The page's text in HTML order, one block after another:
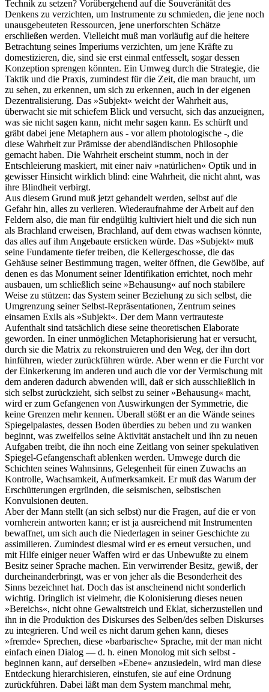
Technik zu setzen? Vorübergehend auf die Souveränität des
Denkens zu verzichten, um Instrumente zu schmieden, die jene noch
unausgebeuteten Ressourcen, jene unerforschten Schätze
erschließen werden. Vielleicht muß man vorläufig auf die heitere
Betrachtung seines Imperiums verzichten, um jene Kräfte zu
domestizieren, die, sind sie erst einmal entfesselt, sogar dessen
Konzeption sprengen könnten. Ein Umweg durch die Strategie, die
Taktik und die Praxis, zumindest für die Zeit, die man braucht, um
zu sehen, zu erkennen, um sich zu erkennen, auch in der eigenen
Dezentralisierung. Das »Subjekt« weicht der Wahrheit aus,
überwacht sie mit schiefem Blick und versucht, sich das anzueignen,
was sie nicht sagen kann, nicht mehr sagen kann. Es schürft und
gräbt dabei jene Metaphern aus - vor allem photologische -, die
diese Wahrheit zur Prämisse der abendländischen Philosophie
gemacht haben. Die Wahrheit erscheint stumm, noch in der
Entschleierung maskiert, mit einer naiv »natürlichen« Optik und in
gewisser Hinsicht wirklich blind: eine Wahrheit, die nicht ahnt, was
ihre Blindheit verbirgt.
Aus diesem Grund muß jetzt gehandelt werden, selbst auf die
Gefahr hin, alles zu verlieren. Wiederaufnahme der Arbeit auf den
Feldern also, die man für endgültig kultiviert hielt und die sich nun
als Brachland erweisen, Brachland, auf dem etwas wachsen könnte,
das alles auf ihm Angebaute ersticken würde. Das »Subjekt« muß
seine Fundamente tiefer treiben, die Kellergeschosse, die das
Gehäuse seiner Bestimmung tragen, weiter öffnen, die Gewölbe, auf
denen es das Monument seiner Identifikation errichtet, noch mehr
ausbauen, um schließlich seine »Behausung« auf noch stabilere
Weise zu stützen: das System seiner Beziehung zu sich selbst, die
Umgrenzung seiner Selbst-Repräsentationen, Zentrum seines
einsamen Exils als »Subjekt«. Der dem Mann vertrauteste
Aufenthalt sind tatsächlich diese seine theoretischen Elaborate
geworden. In einer unmöglichen Metaphorisierung hat er versucht,
durch sie die Matrix zu rekonstruieren und den Weg, der ihn dort
hinführen, wieder zurückführen würde. Aber wenn er die Furcht vor
der Einkerkerung im anderen und auch die vor der Vermischung mit
dem anderen dadurch abwenden will, daß er sich ausschließlich in
sich selbst zurückzieht, sich selbst zu seiner »Behausung« macht,
wird er zum Gefangenen von Auswirkungen der Symmetrie, die
keine Grenzen mehr kennen. Überall stößt er an die Wände seines
Spiegelpalastes, dessen Boden überdies zu beben und zu wanken
beginnt, was zweifellos seine Aktivität anstachelt und ihn zu neuen
Aufgaben treibt, die ihn noch eine Zeitlang von seiner spekulativen
Spiegel-Gefangenschaft ablenken werden. Umwege durch die
Schichten seines Wahnsinns, Gelegenheit für einen Zuwachs an
Kontrolle, Wachsamkeit, Aufmerksamkeit. Er muß das Warum der
Erschütterungen ergründen, die seismischen, selbstischen
Konvulsionen deuten.
Aber der Mann stellt (an sich selbst) nur die Fragen, auf die er von
vornherein antworten kann; er ist ja ausreichend mit Instrumenten
bewaffnet, um sich auch die Niederlagen in seiner Geschichte zu
assimilieren. Zumindest diesmal wird er es erneut versuchen, und
mit Hilfe einiger neuer Waffen wird er das Unbewußte zu einem
Besitz seiner Sprache machen. Ein verwirrender Besitz, gewiß, der
durcheinanderbringt, was er von jeher als die Besonderheit des
Sinns bezeichnet hat. Doch das ist anscheinend nicht sonderlich
wichtig. Dringlich ist vielmehr, die Kolonisierung dieses neuen
»Bereichs«, nicht ohne Gewaltstreich und Eklat, sicherzustellen und
ihn in die Produktion des Diskurses des Selben/des selben Diskurses
zu integrieren. Und weil es nicht darum gehen kann, dieses
»fremde« Sprechen, diese »barbarische« Sprache, mit der man nicht
einfach einen Dialog — d. h. einen Monolog mit sich selbst -
beginnen kann, auf derselben »Ebene« anzusiedeln, wird man diese
Entdeckung hierarchisieren, einstufen, sie auf eine Ordnung
zurückführen. Dabei läßt man dem System manchmal mehr,